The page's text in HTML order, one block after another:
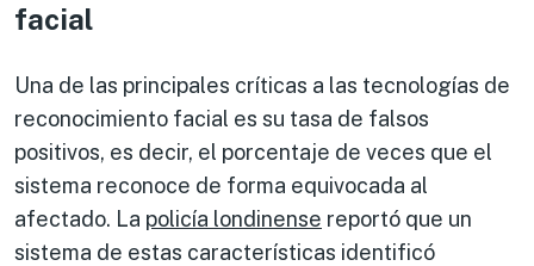
facial
Una de las principales críticas a las tecnologías de
reconocimiento facial es su tasa de falsos
positivos, es decir, el porcentaje de veces que el
sistema reconoce de forma equivocada al
afectado. La policía londinense reportó que un
sistema de estas características identificó